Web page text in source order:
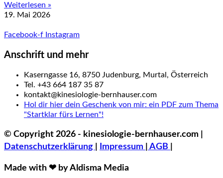
Weiterlesen »
19. Mai 2026
Facebook-f Instagram
Anschrift und mehr
Kaserngasse 16, 8750 Judenburg, Murtal, Österreich
Tel. +43 664 187 35 87
kontakt@kinesiologie-bernhauser.com
Hol dir hier dein Geschenk von mir: ein PDF zum Thema
"Startklar fürs Lernen"!
© Copyright 2026 - kinesiologie-bernhauser.com |
Datenschutzerklärung
Impressum AGB
Made with ❤ by Aldisma Media